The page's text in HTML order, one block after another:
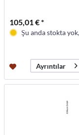
105,01 € *
Şu anda stokta
Ayrıntılar